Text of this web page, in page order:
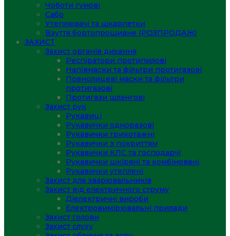
Чоботи гумові
Сабо
Утеплювачі та шкарпетки
Взуття бортопрошивне (РОЗПРОДАЖ)
ЗАХИСТ
Захист органів дихання
Респіратори протипилові
Напівмаски та фільтри протигазові
Повнолицеві маски та фільтри
протигазові
Протигази шлангові
Захист рук
Рукавиці
Рукавички одноразові
Рукавички трикотажні
Рукавички з покриттям
Рукавички КЛС та господарчі
Рукавички шкіряні та комбіновані
Рукавички утеплені
Захист для зварювальників
Захист від електричного струму
Діелектричні вироби
Електровимірювальні прилади
Захист голови
Захист слуху